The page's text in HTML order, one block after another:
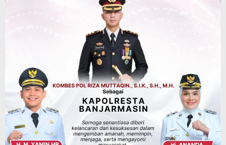
Banjarmasin Ziarah ke Makam Pangeran
Antasari dan Gelar Ulang Janji
Advertorial Dinas Kehutanan Kalsel
Api Sempat Berkobar, Karhutla di
Tahura Sultan Adam Berhasil
Dikendalikan
Agustus 8, 2026